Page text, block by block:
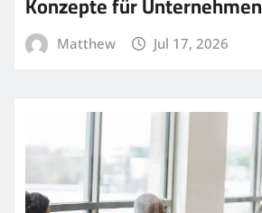
Matthew Jul 17, 2026